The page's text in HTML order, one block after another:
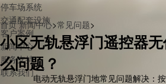
停车场系统
交通配套设施
客户案例
新闻中心
服务支持
联系我们
首页 新闻中心>常见问题>
小区无轨悬浮门遥控器
么问题？
电动无轨悬浮门地常见问题解决：按